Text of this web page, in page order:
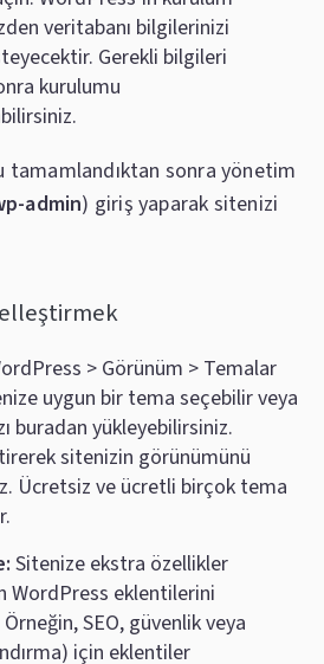
veritabanı bilgilerinizi
Gerekli bilgileri
kurulumu
tamamlandıktan sonra yönetim
admin) giriş yaparak sitenizi
> Görünüm > Temalar
uygun bir tema seçebilir veya
buradan yükleyebilirsiniz.
sitenizin görünümünü
Ücretsiz ve ücretli birçok tema
Sitenize ekstra özellikler
WordPress eklentilerini
SEO, güvenlik veya
için eklentiler